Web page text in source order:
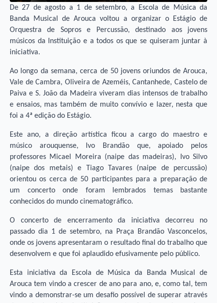
De 27 de agosto a 1 de setembro, a Escola de Música da
Banda Musical de Arouca voltou a organizar o Estágio de
Orquestra de Sopros e Percussão, destinado aos jovens
músicos da Instituição e a todos os que se quiseram juntar à
iniciativa.
Ao longo da semana, cerca de 50 jovens oriundos de Arouca,
Vale de Cambra, Oliveira de Azeméis, Cantanhede, Castelo de
Paiva e S. João da Madeira viveram dias intensos de trabalho
e ensaios, mas também de muito convívio e lazer, nesta que
foi a 4ª edição do Estágio.
Este ano, a direção artística ficou a cargo do maestro e
músico arouquense, Ivo Brandão que, apoiado pelos
professores Micael Moreira (naipe das madeiras), Ivo Silvo
(naipe dos metais) e Tiago Tavares (naipe de percussão)
orientou os cerca de 50 participantes para a preparação de
um concerto onde foram lembrados temas bastante
conhecidos do mundo cinematográfico.
O concerto de encerramento da iniciativa decorreu no
passado dia 1 de setembro, na Praça Brandão Vasconcelos,
onde os jovens apresentaram o resultado final do trabalho que
desenvolvem e que foi aplaudido efusivamente pelo público.
Esta iniciativa da Escola de Música da Banda Musical de
Arouca tem vindo a crescer de ano para ano, e, como tal, tem
vindo a demonstrar-se um desafio possível de superar através